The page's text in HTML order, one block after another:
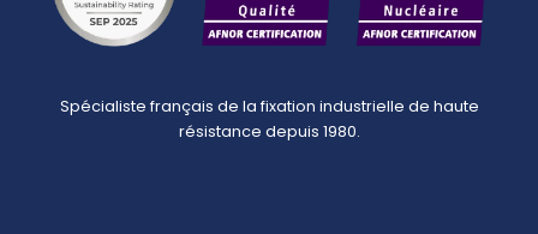
Spécialiste français de la fixation industrielle de haute
résistance depuis 1980.